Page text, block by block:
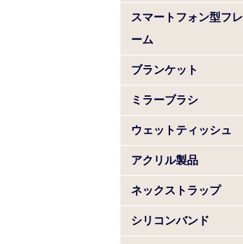
スマートフォン型フレ
ーム
ブランケット
ミラーブラシ
ウェットティッシュ
アクリル製品
ネックストラップ
シリコンバンド